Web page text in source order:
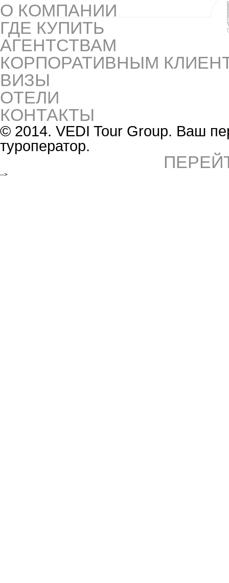
О КОМПАНИИ
ГДЕ КУПИТЬ
АГЕНТСТВАМ
КОРПОРАТИВНЫМ
ВИЗЫ
ОТЕЛИ
КОНТАКТЫ
© 2014. VEDI Tour Group. Ваш
туроператор.
-->